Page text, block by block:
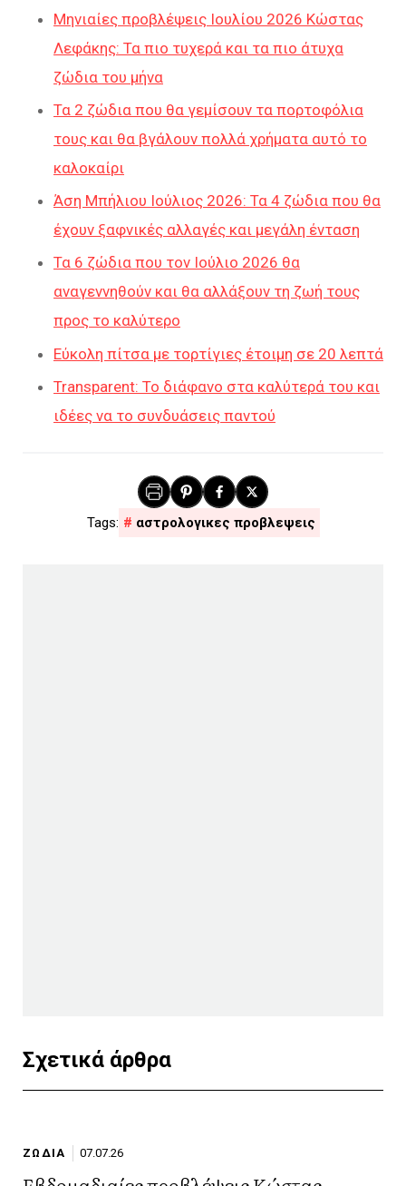
Μηνιαίες προβλέψεις Ιουλίου 2026 Κώστας
Λεφάκης: Τα πιο τυχερά και τα πιο άτυχα
ζώδια του μήνα
Τα 2 ζώδια που θα γεμίσουν τα πορτοφόλια
τους και θα βγάλουν πολλά χρήματα αυτό το
καλοκαίρι
Άση Μπήλιου Ιούλιος 2026: Τα 4 ζώδια που θα
έχουν ξαφνικές αλλαγές και μεγάλη ένταση
Τα 6 ζώδια που τον Ιούλιο 2026 θα
αναγεννηθούν και θα αλλάξουν τη ζωή τους
προς το καλύτερο
Εύκολη πίτσα με τορτίγιες έτοιμη σε 20 λεπτά
Transparent: Το διάφανο στα καλύτερά του και
ιδέες να το συνδυάσεις παντού
αστρολογικες προβλεψεις
Σχετικά άρθρα
ΖΩΔΙΑ 07.07.26